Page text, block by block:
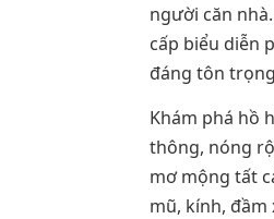
người căn
cấp biểu diễn
đáng tôn
Khám phá hồ
thông, nóng
mơ mộng tất
mũ, kính,